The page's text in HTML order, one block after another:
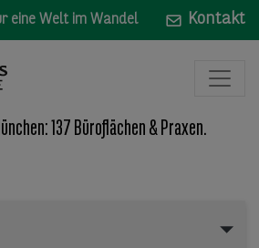
eine Welt im Wandel Kontakt
137 Büroflächen & Praxen.